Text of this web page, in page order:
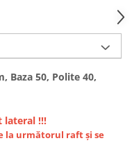
Baza 50, Polite 40,
lateral !!!
la următorul raft și se